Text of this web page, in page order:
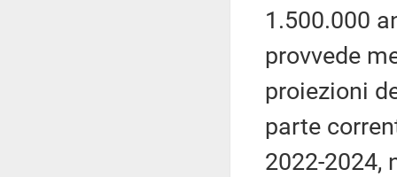
1.500.000
provvede
proiezioni
parte
2022-2024,